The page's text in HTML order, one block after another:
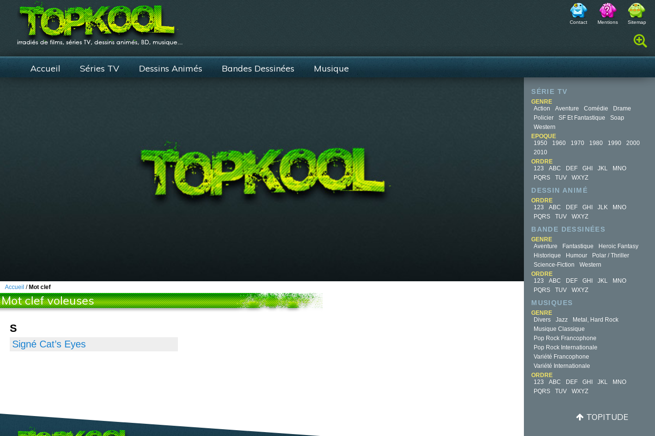
Contact Mentions Sitemap
Rechercher :
Accueil Séries TV Dessins Animés Bandes Dessinées Musique
SÉRIE TV
GENRE
Action
Aventure Comédie
Drame
Policier
SF Et Fantastique
Soap
Western
EPOQUE
1950
1960 1970 1980 1990
2000
2010
ORDRE
123
ABC DEF GHI JKL
MNO
PQRS
TUV WXYZ
DESSIN ANIMÉ
ORDRE
123
ABC DEF GHI JLK
MNO
PQRS
TUV WXYZ
BANDE DESSINÉES
GENRE
Aventure
Fantastique
Heroic Fantasy
Historique
Humour
Polar / Thriller
Science-Fiction
Western
ORDRE
123
ABC DEF GHI JKL
MNO
PQRS
TUV WXYZ
MUSIQUES
GENRE
Divers
Jazz
Metal, Hard Rock
Musique Classique
Pop Rock Francophone
Pop Rock Internationale
Variété Francophone
Variété Internationale
ORDRE
123
ABC DEF GHI JKL
MNO
PQRS
TUV WXYZ
Accueil / Mot clef
Mot clef voleuses
S
Signé Cat’s Eyes
TOPITUDE